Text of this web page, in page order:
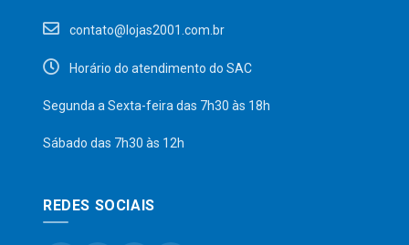
contato@lojas2001.com.br
Horário do atendimento do SAC
Segunda a Sexta-feira das 7h30 às 18h
Sábado das 7h30 às 12h
REDES SOCIAIS